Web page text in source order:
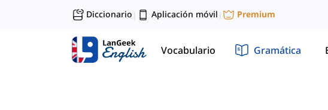
Diccionario | Aplicación móvil | Premium
Vocabulario Gramática